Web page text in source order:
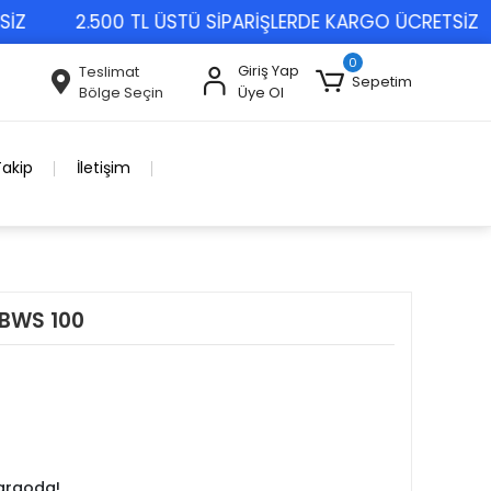
2.500 TL ÜSTÜ SİPARİŞLERDE KARGO ÜCRETSİZ
Teslimat
Bölge Seçin
Giriş Yap
Üye Ol
0
Sepetim
İletişim
100